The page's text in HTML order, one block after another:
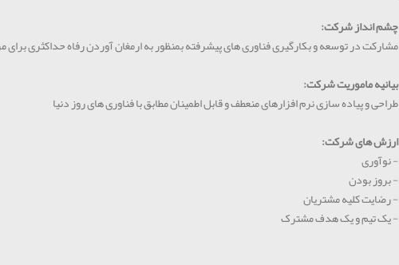
چشم انداز شرکت:
مشارکت در توسعه و بکارگیری فناوری های پیشرفته بمنظور به ارمغان آوردن رفاه حداکثری برای
بیانیه ماموریت شرکت:
طراحی و پیاده سازی نرم افزارهای منعطف و قابل اطمینان مطابق با فناوری های روز دنیا
ارزش های شرکت:
- نوآوری
- بروز بودن
- رضایت کلیه مشتریان
- یک تیم و یک هدف مشترک